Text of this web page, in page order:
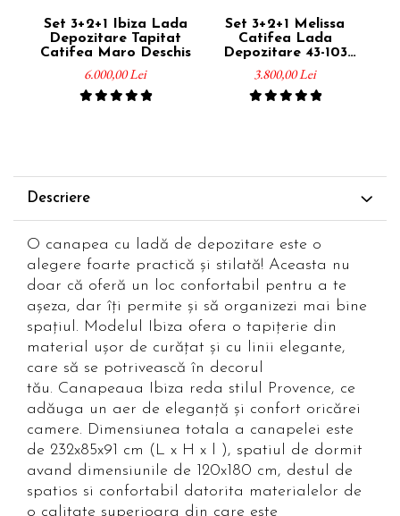
Set 3+2+1 Ibiza Lada
Depozitare Tapitat
Catifea Maro Deschis
6.000,00 Lei
Set 3+2+1 Melissa
Catifea Lada
Depozitare 43-103
Verde
3.800,00 Lei
Descriere
O canapea cu ladă de depozitare este o
alegere foarte practică și stilată! Aceasta nu
doar că oferă un loc confortabil pentru a te
așeza, dar îți permite și să organizezi mai bine
spațiul. Modelul Ibiza ofera o tapițerie din
material ușor de curățat și cu linii elegante,
care să se potrivească în decorul
tău. Canapeaua Ibiza reda stilul Provence, ce
adăuga un aer de eleganță și confort oricărei
camere. Dimensiunea totala a canapelei este
de 232x85x91 cm (L x H x l ), spatiul de dormit
avand dimensiunile de 120x180 cm, destul de
spatios si confortabil datorita materialelor de
o calitate superioara din care este